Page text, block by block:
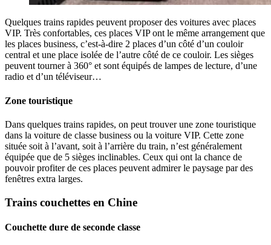
Quelques trains rapides peuvent proposer des voitures avec places
VIP. Très confortables, ces places VIP ont le même arrangement que
les places business, c’est-à-dire 2 places d’un côté d’un couloir
central et une place isolée de l’autre côté de ce couloir. Les sièges
peuvent tourner à 360° et sont équipés de lampes de lecture, d’une
radio et d’un téléviseur…
Zone touristique
Dans quelques trains rapides, on peut trouver une zone touristique
dans la voiture de classe business ou la voiture VIP. Cette zone
située soit à l’avant, soit à l’arrière du train, n’est généralement
équipée que de 5 sièges inclinables. Ceux qui ont la chance de
pouvoir profiter de ces places peuvent admirer le paysage par des
fenêtres extra larges.
Trains couchettes en Chine
Couchette dure de seconde classe